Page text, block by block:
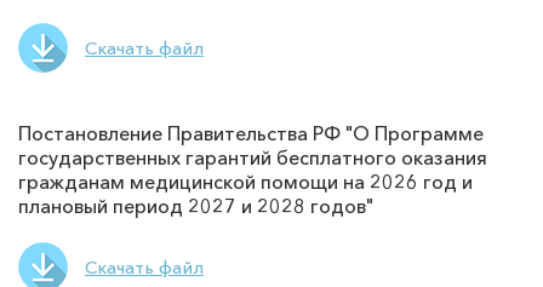
Скачать файл
Постановление Правительства РФ "О Программе
государственных гарантий бесплатного оказания
гражданам медицинской помощи на 2026 год и
плановый период 2027 и 2028 годов"
Скачать файл